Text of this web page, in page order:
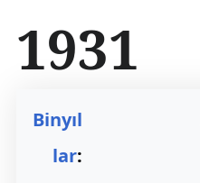
r
1931
Binyıl
lar: